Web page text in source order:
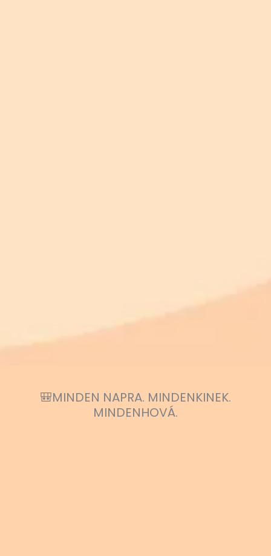
🎒MINDEN NAPRA. MINDENKINEK.
MINDENHOVÁ.